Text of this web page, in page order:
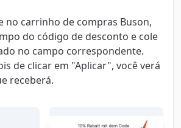
no carrinho de compras Buson,
do código de desconto e cole
no campo correspondente.
de clicar em "Aplicar", você verá
receberá.